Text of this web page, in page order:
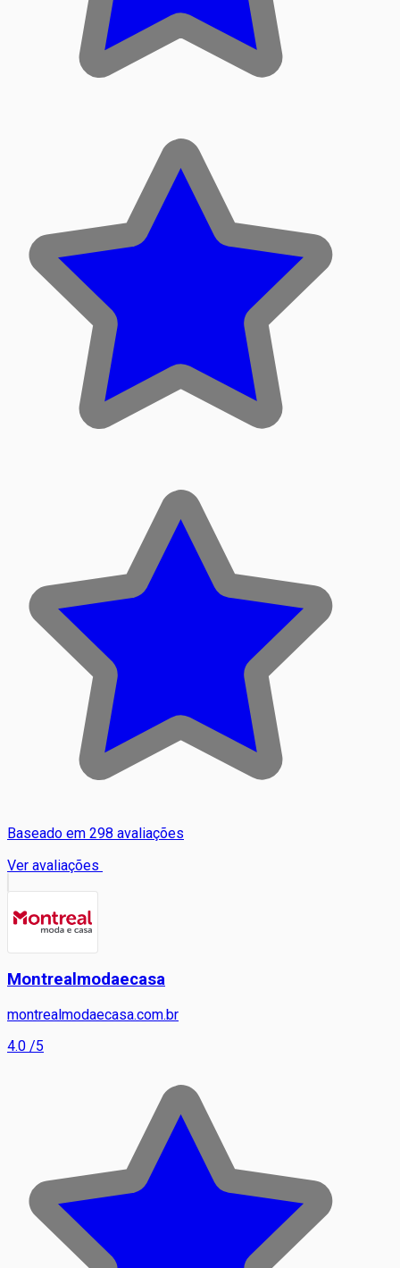
Baseado em 298 avaliações
Ver avaliações
Montrealmodaecasa
montrealmodaecasa.com.br
4.0 /5